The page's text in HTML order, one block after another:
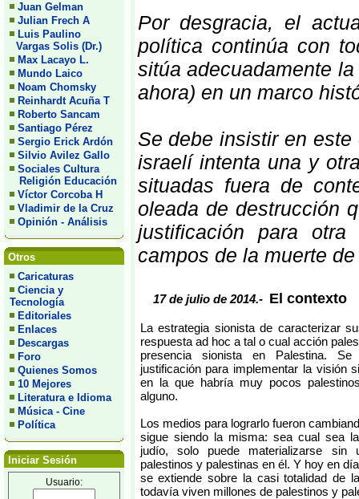
Juan Gelman
Julian Frech A
Luis Paulino
Vargas Solis (Dr.)
Max Lacayo L.
Mundo Laico
Noam Chomsky
Reinhardt Acuña T
Roberto Sancam
Santiago Pérez
Sergio Erick Ardón
Silvio Avilez Gallo
Sociales Cultura
Religión Educación
Víctor Corcoba H
Vladimir de la Cruz
Opinión - Análisis
Otros
Caricaturas
Ciencia y
Tecnología
Editoriales
Enlaces
Descargas
Foro
Quienes Somos
10 Mejores
Literatura e Idioma
Música - Cine
Política
Iniciar Sesión
Usuario:
Por desgracia, el
política continúa con
sitúa adecuadamente
ahora) en un marco
Se debe insistir en
israelí intenta una y
situadas fuera de
oleada de destrucción
justificación para
campos de la muerte
17 de julio de 2014.- El contexto
La estrategia sionista de caracterizar
respuesta ad hoc a tal o cual acción
presencia sionista en Palestina. Se
justificación para implementar la visión
en la que habría muy pocos
alguno.
Los medios para lograrlo fueron
sigue siendo la misma: sea cual sea
judío, solo puede materializarse sin
palestinos y palestinas en él. Y hoy en
se extiende sobre la casi totalidad de
todavía viven millones de palestinos y